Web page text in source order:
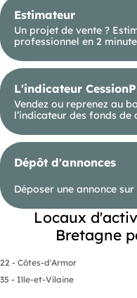
Estimateur
Un projet de vente ?
professionnel en 2
L'indicateur
Vendez ou reprenez au
l’indicateur des fonds de
Dépôt d'annonces
Déposer une annonce
Locaux
Bretagne
22 - Côtes-d'Armor
35 - Ille-et-Vilaine